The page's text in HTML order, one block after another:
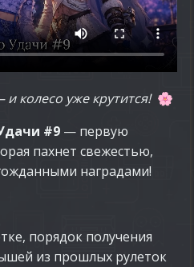
колесо уже крутится! 🌸
#9 — первую
пахнет свежестью,
наградами!
порядок получения
из прошлых рулеток